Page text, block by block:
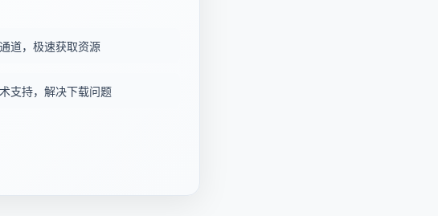
道，极速获取资源
支持，解决下载问题